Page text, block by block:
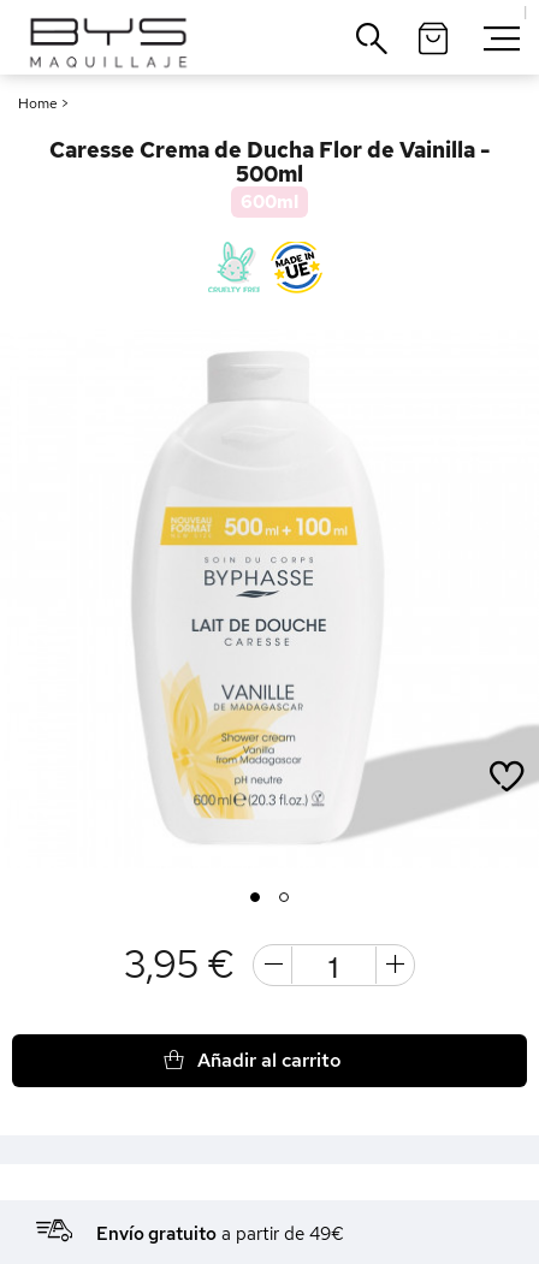
|
Home >
Caresse Crema de Ducha Flor de Vainilla -
500ml
600ml
1 2
3,95 €
Añadir al carrito
Envío gratuito a partir de 49€
Cerrar